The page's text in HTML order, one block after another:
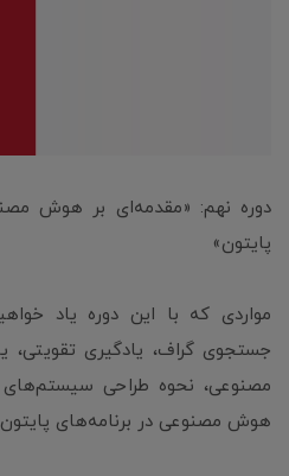
پایتون»
مواردی که با این دوره یاد
جستجوی گراف، یادگیری
مصنوعی، نحوه طراحی سیستم‌های
هوش مصنوعی در برنامه‌های